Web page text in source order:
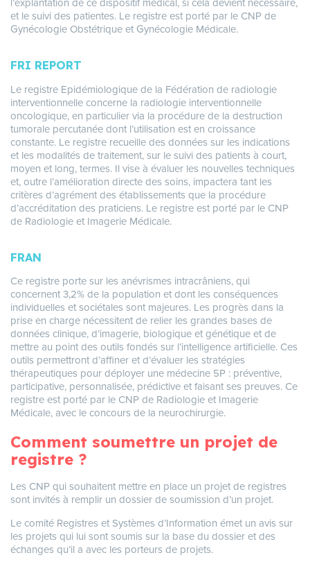
et le suivi des patientes. Le registre est porté par le CNP de
Gynécologie Obstétrique et Gynécologie Médicale.
FRI REPORT
Le registre Epidémiologique de la Fédération de radiologie
interventionnelle concerne la radiologie interventionnelle
oncologique, en particulier via la procédure de la destruction
tumorale percutanée dont l’utilisation est en croissance
constante. Le registre recueille des données sur les indications
et les modalités de traitement, sur le suivi des patients à court,
moyen et long, termes. Il vise à évaluer les nouvelles techniques
et, outre l’amélioration directe des soins, impactera tant les
critères d’agrément des établissements que la procédure
d’accréditation des praticiens. Le registre est porté par le CNP
de Radiologie et Imagerie Médicale.
FRAN
Ce registre porte sur les anévrismes intracrâniens, qui
concernent 3,2% de la population et dont les conséquences
individuelles et sociétales sont majeures. Les progrès dans la
prise en charge nécessitent de relier les grandes bases de
données clinique, d’imagerie, biologique et génétique et de
mettre au point des outils fondés sur l’intelligence artificielle. Ces
outils permettront d’affiner et d’évaluer les stratégies
thérapeutiques pour déployer une médecine 5P : préventive,
participative, personnalisée, prédictive et faisant ses preuves. Ce
registre est porté par le CNP de Radiologie et Imagerie
Médicale, avec le concours de la neurochirurgie.
Comment soumettre un projet de
registre ?
Les CNP qui souhaitent mettre en place un projet de registres
sont invités à remplir un dossier de soumission d’un projet.
Le comité Registres et Systèmes d’Information émet un avis sur
les projets qui lui sont soumis sur la base du dossier et des
échanges qu’il a avec les porteurs de projets.